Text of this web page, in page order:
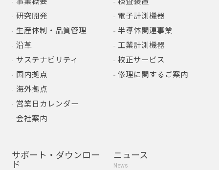
研究開発
生産体制・品質管理
沿革
サステナビリティ
国内拠点
海外拠点
営業日カレンダー
会社案内
電子計測機器
半導体関連事業
工業計測機器
校正サービス
修理に関するご案内
サポート・ダウンロー
ド
ニュース
News